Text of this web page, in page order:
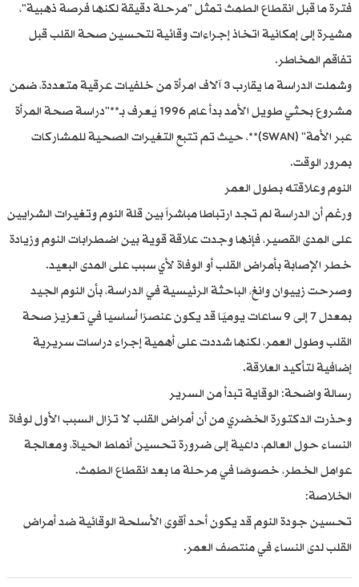
فترة ما قبل انقطاع الطمث تمثل "مرحلة دقيقة لكنها فرصة ذهبية"،
مشيرة إلى إمكانية اتخاذ إجراءات وقائية لتحسين صحة القلب قبل
تفاقم المخاطر.
وشملت الدراسة ما يقارب 3 آلاف امرأة من خلفيات عرقية متعددة، ضمن
مشروع بحثي طويل الأمد بدأ عام 1996 يُعرف بـ**"دراسة صحة المرأة
عبر الأمة" (SWAN)**، حيث تم تتبع التغيرات الصحية للمشاركات
بمرور الوقت.
النوم وعلاقته بطول العمر
ورغم أن الدراسة لم تجد ارتباطا مباشراً بين قلة النوم وتغيرات الشرايين
على المدى القصير، فإنها وجدت علاقة قوية بين اضطرابات النوم وزيادة
خطر الإصابة بأمراض القلب أو الوفاة لأي سبب على المدى البعيد.
وصرحت زييوان وانغ، الباحثة الرئيسية في الدراسة، بأن النوم الجيد
بمعدل 7 إلى 9 ساعات يوميًا قد يكون عنصرًا أساسيا في تعزيز صحة
القلب وطول العمر، لكنها شددت على أهمية إجراء دراسات سريرية
إضافية لتأكيد العلاقة.
رسالة واضحة: الوقاية تبدأ من السرير
وحذرت الدكتورة الخضري من أن أمراض القلب لا تزال السبب الأول لوفاة
النساء حول العالم، داعية إلى ضرورة تحسين أنماط الحياة، ومعالجة
عوامل الخطر، خصوصًا في مرحلة ما بعد انقطاع الطمث.
الخلاصة:
تحسين جودة النوم قد يكون أحد أقوى الأسلحة الوقائية ضد أمراض
القلب لدى النساء في منتصف العمر.